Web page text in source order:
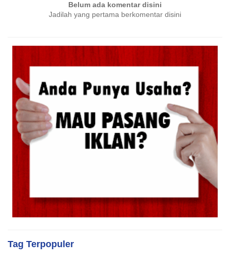
Belum ada komentar disini
Jadilah yang pertama berkomentar disini
Tag Terpopuler